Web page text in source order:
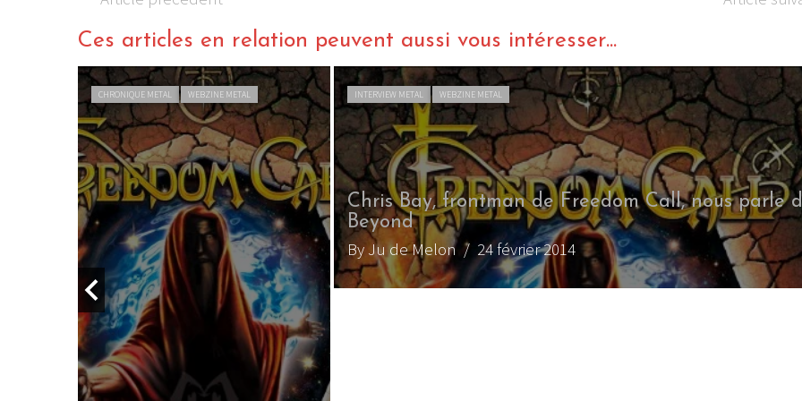
Ces articles en relation peuvent aussi vous intéresser...
nous parle de
ACTU METAL WEBZINE METAL CHRONIQUE METAL WEBZINE METAL
Twilight Force – Tales of Ancient
By La Folle Fougere / 19 juillet 2014
LE GROS RIFFIFI
LE GROS RIFFIFI –
Christmas Riffifi 2025 !!!
LE GROS RIFFIFI
LE GROS RIFFIFI – Surfin’
The Covers !!!
LE GROS RIFFIFI
LE GROS RIFFIFI –
Littératurock !!!